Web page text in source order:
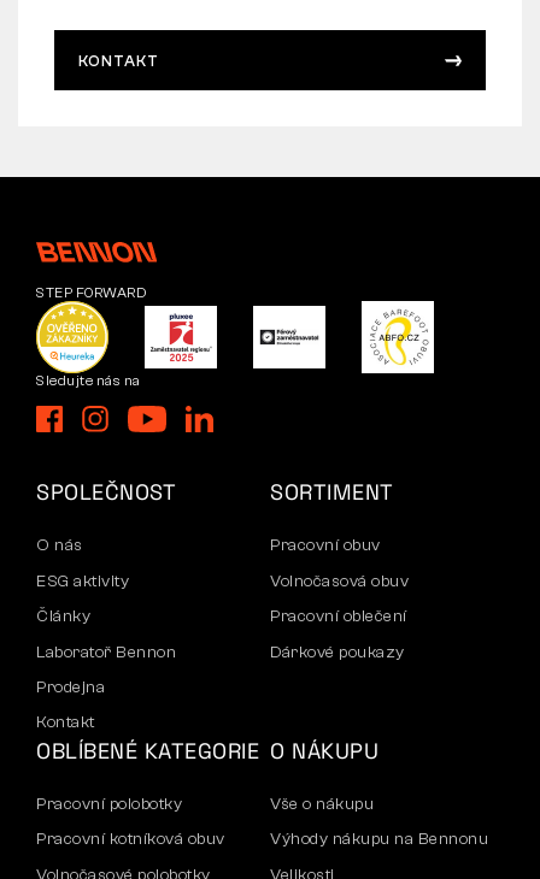
KONTAKT
STEP FORWARD
Sledujte nás na
SPOLEČNOST
O nás
ESG aktivity
Články
Laboratoř Bennon
Prodejna
Kontakt
SORTIMENT
Pracovní obuv
Volnočasová obuv
Pracovní oblečení
Dárkové poukazy
OBLÍBENÉ KATEGORIE
Pracovní polobotky
Pracovní kotníková obuv
Volnočasové polobotky
O NÁKUPU
Vše o nákupu
Výhody nákupu na Bennonu
Velikosti